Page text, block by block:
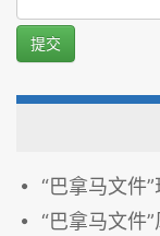
提交
“巴拿马文件
“巴拿马文件”